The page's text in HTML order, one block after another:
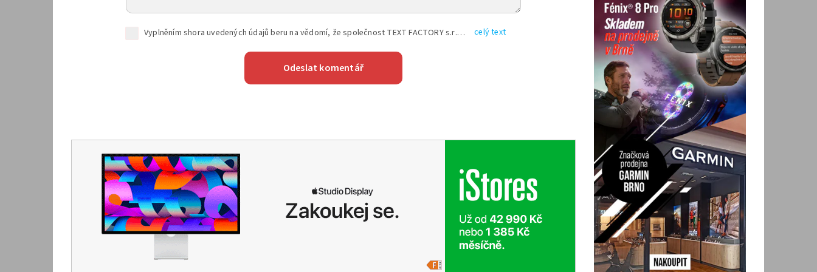
Vyplněním shora uvedených údajů beru na vědomí, že společnost TEXT FACTORY s.r.o., sídlem Brno, Durďákova 336/29, Černá Pole, PSČ: 613 00, IČ: 06157831, zapsané u Krajského soudu v Brně, oddíl C, vložka 100399, bude zpracovávat mé osobní údaje uvedené v rámci mnou vyplněného registračního formuláře na základě oprávněných zájmů TEXT FACTORY s.r.o. dle čl. 6 odst. 1 písm. f) GDPR a pro splnění právních povinností (čl. 6 odst. 1 písm. c) GDPR), a to pro tyto účely: nezbytnost zajistit oprávnění návštěvníka webových stránek provozovaných společností TEXT FACTORY s.r.o. přispívat aktivně ke zveřejněným článkům nebo v rámci diskusních fór a výkon práv TEXT FACTORY s.r.o. jako administrátora těchto diskusních fór. Více informací o zpracování osobních údajů a právech lze nalézt v celý text